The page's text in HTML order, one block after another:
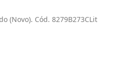
(Novo). Cód. 8279B273CLit